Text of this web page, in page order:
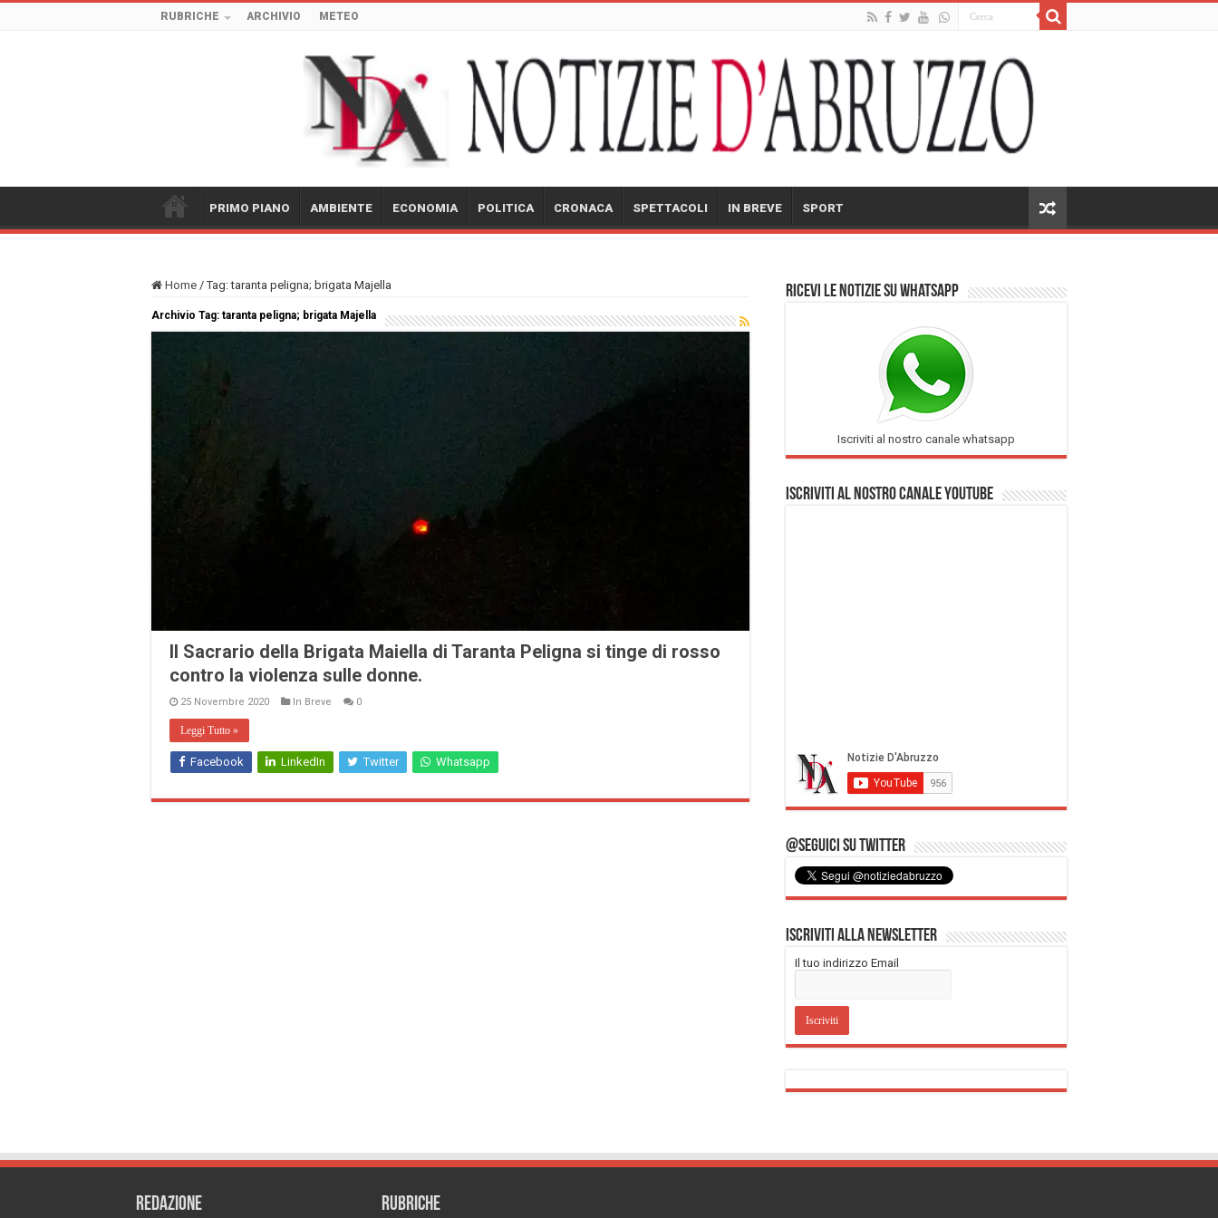
RUBRICHE ARCHIVIO METEO
PRIMO PIANO AMBIENTE ECONOMIA POLITICA CRONACA SPETTACOLI IN BREVE SPORT
Home / Tag:taranta peligna; brigata Majella
Archivio Tag: taranta peligna; brigata Majella
Il Sacrario della Brigata Maiella di Taranta Peligna si tinge di rosso
contro la violenza sulle donne.
25 Novembre 2020 In Breve 0
Leggi Tutto »
Facebook LinkedIn Twitter Whatsapp
Ricevi le notizie su Whatsapp
Iscriviti al nostro canale whatsapp
Iscriviti al nostro Canale Youtube
@Seguici su Twitter
Iscriviti alla Newsletter
Il tuo indirizzo Email
REDAZIONE RUBRICHE